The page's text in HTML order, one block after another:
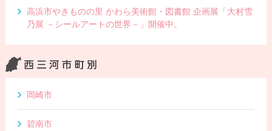
高浜市やきものの里 かわら美術館・図書館 企画展「大村雪
乃展 －シールアートの世界－」開催中。
岡崎市
碧南市